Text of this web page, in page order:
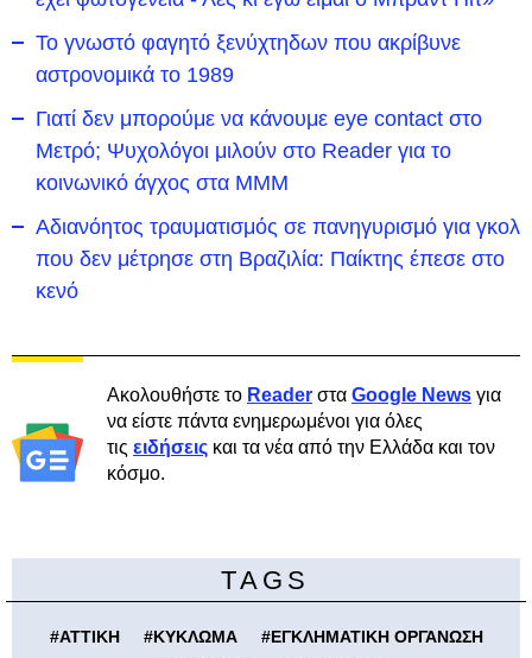
Το γνωστό φαγητό ξενύχτηδων που ακρίβυνε
αστρονομικά το 1989
Γιατί δεν μπορούμε να κάνουμε eye contact στο
Μετρό; Ψυχολόγοι μιλούν στο Reader για το
κοινωνικό άγχος στα ΜΜΜ
Αδιανόητος τραυματισμός σε πανηγυρισμό για γκολ
που δεν μέτρησε στη Βραζιλία: Παίκτης έπεσε στο
κενό
Ακολουθήστε το Reader στα Google News για
να είστε πάντα ενημερωμένοι για όλες
τις ειδήσεις και τα νέα από την Ελλάδα και τον
κόσμο.
TAGS
#ΑΤΤΙΚΗ #ΚΥΚΛΩΜΑ #ΕΓΚΛΗΜΑΤΙΚΗ ΟΡΓΑΝΩΣΗ